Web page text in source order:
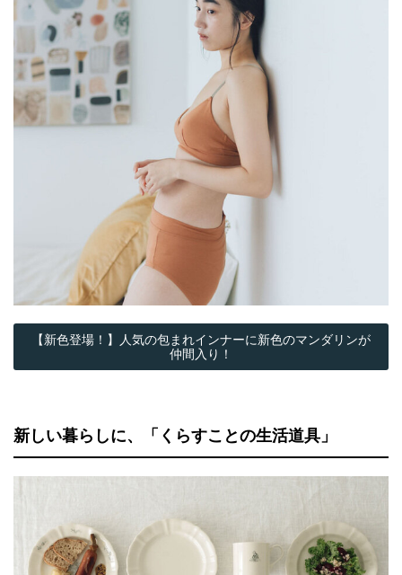
【新色登場！】人気の包まれインナーに新色のマンダリンが
仲間入り！
新しい暮らしに、「くらすことの生活道具」